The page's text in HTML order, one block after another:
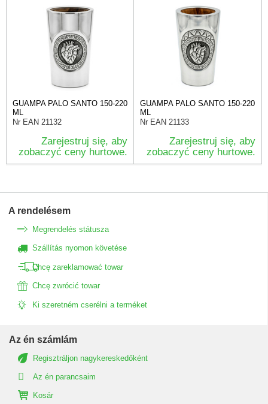
GUAMPA PALO SANTO 150-220
ML
Nr EAN 21132
Zarejestruj się, aby
zobaczyć ceny hurtowe.
GUAMPA PALO SANTO 150-220
ML
Nr EAN 21133
Zarejestruj się, aby
zobaczyć ceny hurtowe.
A rendelésem
Megrendelés státusza
Szállítás nyomon követése
Chcę zareklamować towar
Chcę zwrócić towar
Ki szeretném cserélni a terméket
Az én számlám
Regisztráljon nagykereskedőként
Az én parancsaim
Kosár